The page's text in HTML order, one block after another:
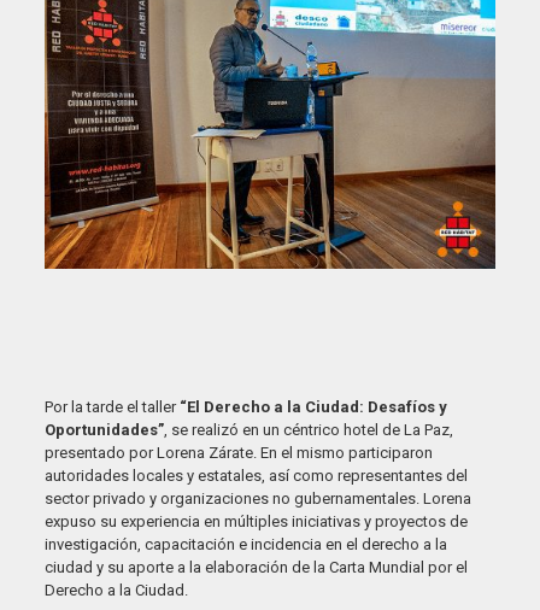
Por la tarde el taller “El Derecho a la Ciudad: Desafíos y
Oportunidades”, se realizó en un céntrico hotel de La Paz,
presentado por Lorena Zárate. En el mismo participaron
autoridades locales y estatales, así como representantes del
sector privado y organizaciones no gubernamentales. Lorena
expuso su experiencia en múltiples iniciativas y proyectos de
investigación, capacitación e incidencia en el derecho a la
ciudad y su aporte a la elaboración de la Carta Mundial por el
Derecho a la Ciudad.